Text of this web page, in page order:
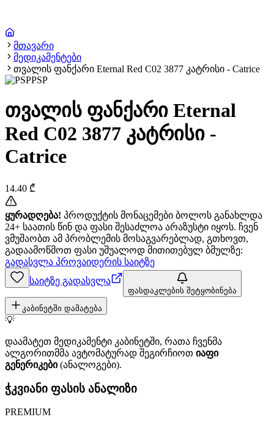
მთავარი
მედიკამენტები
თვალის ფანქარი Eternal Red C02 3877 კატრისი - Catrice
PSP
თვალის ფანქარი Eternal
Red C02 3877 კატრისი -
Catrice
14.40 ₾
ყურადღება! პროდუქტის მონაცემები ბოლოს განახლდა
24+ საათის წინ და ფასი შესაძლოა არაზუსტი იყოს. ჩვენ
ვმუშაობთ ამ პრობლემის მოსაგვარებლად, გთხოვთ,
გადაამოწმოთ ფასი უშუალოდ მითითებულ ბმულზე:
გადასვლა პროვაიდერის საიტზე
საიტზე გადასვლა
ფასდაკლების შეტყობინება
კაბინეტში დამატება
💡
დაამატეთ მედიკამენტი კაბინეტში, რათა ჩვენმა
ალგორითმმა ავტომატურად შეგირჩიოთ იაფი
გენერიკები(ანალოგები).
ჭკვიანი ფასის ანალიზი
PREMIUM